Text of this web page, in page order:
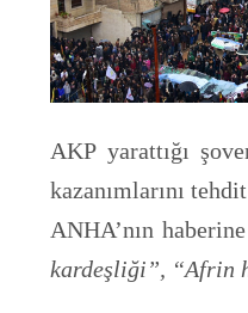
AKP yarattığı
kazanımlarını
ANHA’nın
kardeşliği”, “Afrin